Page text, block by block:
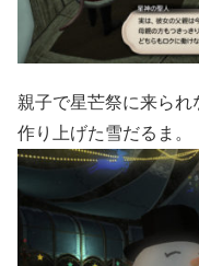
親子で星芒祭に来られ
作り上げた雪だるま。